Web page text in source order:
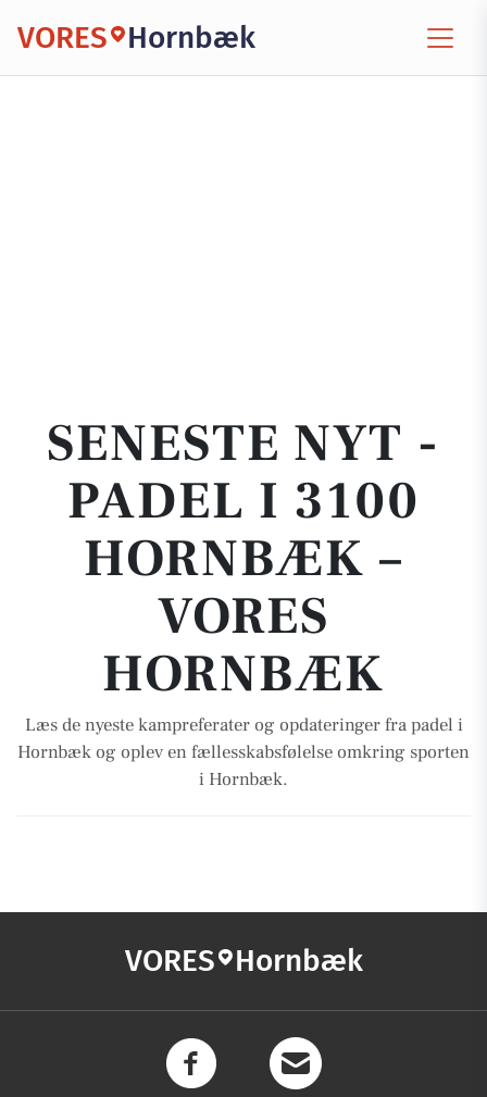
VORES Hornbæk
SENESTE NYT -
PADEL I 3100
HORNBÆK –
VORES
HORNBÆK
Læs de nyeste kampreferater og opdateringer fra padel i
Hornbæk og oplev en fællesskabsfølelse omkring sporten
i Hornbæk.
VORES Hornbæk